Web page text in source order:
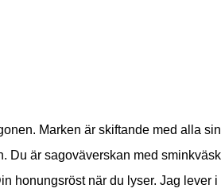
Marken är skiftande med alla
Du är sagoväverskan med
honungsröst när du lyser. Jag lever i